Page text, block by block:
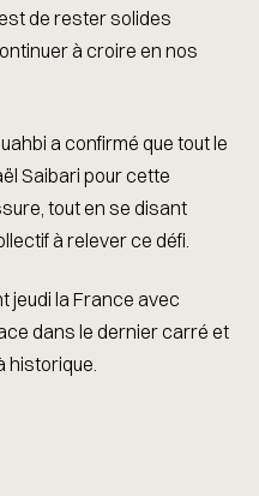
de rester solides
à croire en nos
a confirmé que tout le
Saibari pour cette
tout en se disant
à relever ce défi.
jeudi la France avec
dans le dernier carré et
historique.